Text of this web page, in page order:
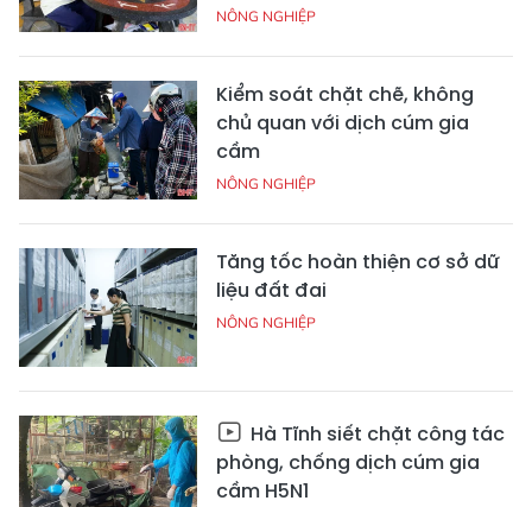
NÔNG NGHIỆP
Kiểm soát chặt chẽ, không
chủ quan với dịch cúm gia
cầm
NÔNG NGHIỆP
Tăng tốc hoàn thiện cơ sở dữ
liệu đất đai
NÔNG NGHIỆP
Hà Tĩnh siết chặt công tác
phòng, chống dịch cúm gia
cầm H5N1